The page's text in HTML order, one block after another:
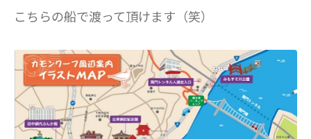
こちらの船で渡って頂けます（笑）